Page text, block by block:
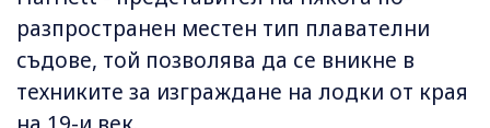
разпространен местен тип плавателни
съдове, той позволява да се вникне в
техниките за изграждане на лодки от края